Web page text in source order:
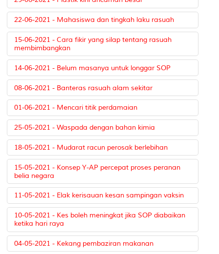
22-06-2021 - Mahasiswa dan tingkah laku rasuah
15-06-2021 - Cara fikir yang silap tentang rasuah
membimbangkan
14-06-2021 - Belum masanya untuk longgar SOP
08-06-2021 - Banteras rasuah alam sekitar
01-06-2021 - Mencari titik perdamaian
25-05-2021 - Waspada dengan bahan kimia
18-05-2021 - Mudarat racun perosak berlebihan
15-05-2021 - Konsep Y-AP percepat proses peranan
belia negara
11-05-2021 - Elak kerisauan kesan sampingan vaksin
10-05-2021 - Kes boleh meningkat jika SOP diabaikan
ketika hari raya
04-05-2021 - Kekang pembaziran makanan